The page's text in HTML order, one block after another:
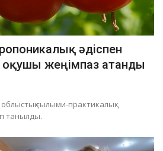
әдіспен
оқушы жеңімпаз атанды
ғылыми-практикалық
танылды.